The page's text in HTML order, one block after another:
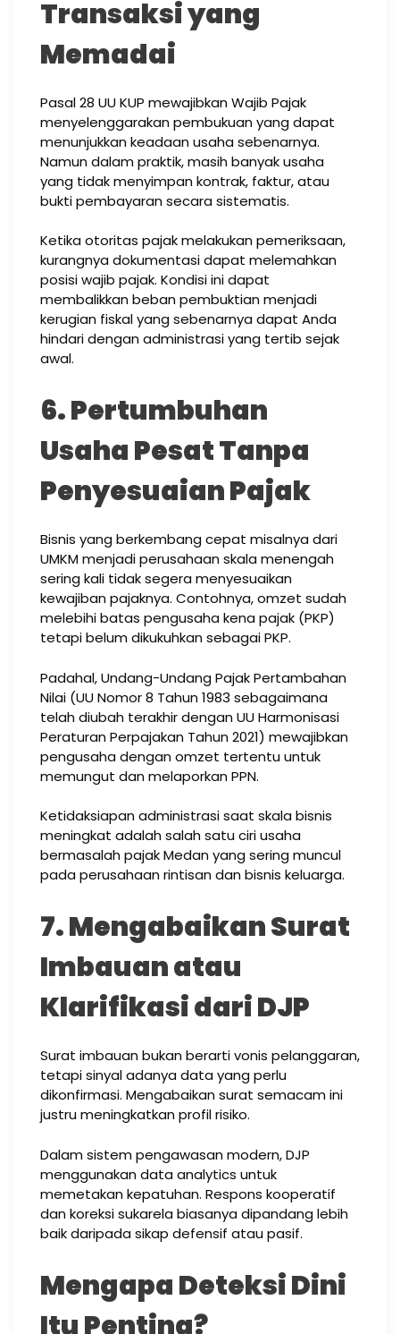
Transaksi yang
Memadai
Pasal 28 UU KUP mewajibkan Wajib Pajak
menyelenggarakan pembukuan yang dapat
menunjukkan keadaan usaha sebenarnya.
Namun dalam praktik, masih banyak usaha
yang tidak menyimpan kontrak, faktur, atau
bukti pembayaran secara sistematis.
Ketika otoritas pajak melakukan pemeriksaan,
kurangnya dokumentasi dapat melemahkan
posisi wajib pajak. Kondisi ini dapat
membalikkan beban pembuktian menjadi
kerugian fiskal yang sebenarnya dapat Anda
hindari dengan administrasi yang tertib sejak
awal.
6. Pertumbuhan
Usaha Pesat Tanpa
Penyesuaian Pajak
Bisnis yang berkembang cepat misalnya dari
UMKM menjadi perusahaan skala menengah
sering kali tidak segera menyesuaikan
kewajiban pajaknya. Contohnya, omzet sudah
melebihi batas pengusaha kena pajak (PKP)
tetapi belum dikukuhkan sebagai PKP.
Padahal, Undang-Undang Pajak Pertambahan
Nilai (UU Nomor 8 Tahun 1983 sebagaimana
telah diubah terakhir dengan UU Harmonisasi
Peraturan Perpajakan Tahun 2021) mewajibkan
pengusaha dengan omzet tertentu untuk
memungut dan melaporkan PPN.
Ketidaksiapan administrasi saat skala bisnis
meningkat adalah salah satu ciri usaha
bermasalah pajak Medan yang sering muncul
pada perusahaan rintisan dan bisnis keluarga.
7. Mengabaikan Surat
Imbauan atau
Klarifikasi dari DJP
Surat imbauan bukan berarti vonis pelanggaran,
tetapi sinyal adanya data yang perlu
dikonfirmasi. Mengabaikan surat semacam ini
justru meningkatkan profil risiko.
Dalam sistem pengawasan modern, DJP
menggunakan data analytics untuk
memetakan kepatuhan. Respons kooperatif
dan koreksi sukarela biasanya dipandang lebih
baik daripada sikap defensif atau pasif.
Mengapa Deteksi Dini
Itu Penting?